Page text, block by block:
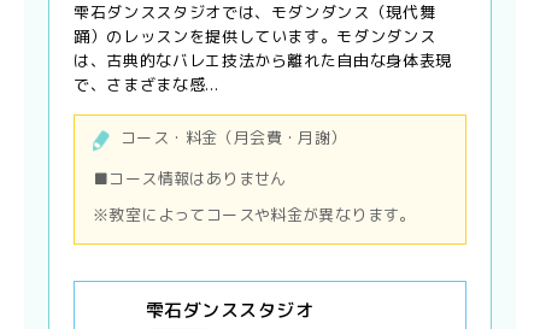
雫石ダンススタジオでは、モダンダンス（現代舞
踊）のレッスンを提供しています。モダンダンス
は、古典的なバレエ技法から離れた自由な身体表現
で、さまざまな感...
コース・料金（月会費・月謝）
■コース情報はありません
※教室によってコースや料金が異なります。
雫石ダンススタジオ